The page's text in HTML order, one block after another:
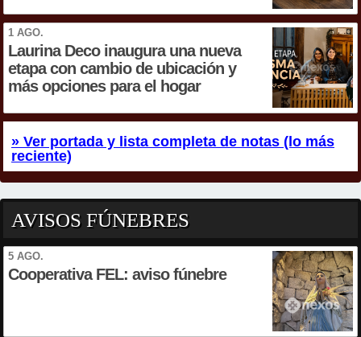
1 AGO.
Laurina Deco inaugura una nueva
etapa con cambio de ubicación y
más opciones para el hogar
» Ver portada y lista completa de notas (lo más
reciente)
AVISOS FÚNEBRES
5 AGO.
Cooperativa FEL: aviso fúnebre